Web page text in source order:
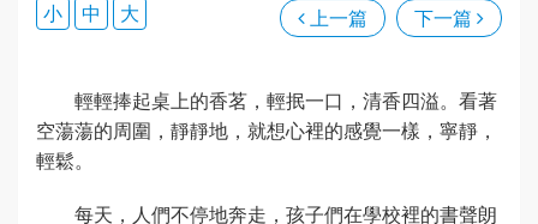
上一篇 下一篇
小 中 大
輕輕捧起桌上的香茗，輕抿一口，清香四溢。看著
空蕩蕩的周圍，靜靜地，就想心裡的感覺一樣，寧靜，
輕鬆。
每天，人們不停地奔走，孩子們在學校裡的書聲朗